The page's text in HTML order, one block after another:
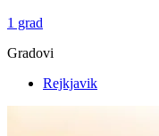
1 grad
Gradovi
Rejkjavik